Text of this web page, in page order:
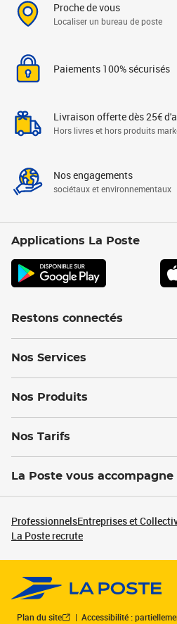
Proche de vous
Localiser un bureau de poste
Paiements 100% sécurisés
Livraison offerte dès 25€
Hors livres et hors produits
Nos engagements
sociétaux et environnementaux
Applications La Poste
Restons connectés
Nos Services
Nos Produits
Nos Tarifs
La Poste vous accompagne
ProfessionnelsEntreprises et
La Poste recrute
Plan du site Accessibilité :